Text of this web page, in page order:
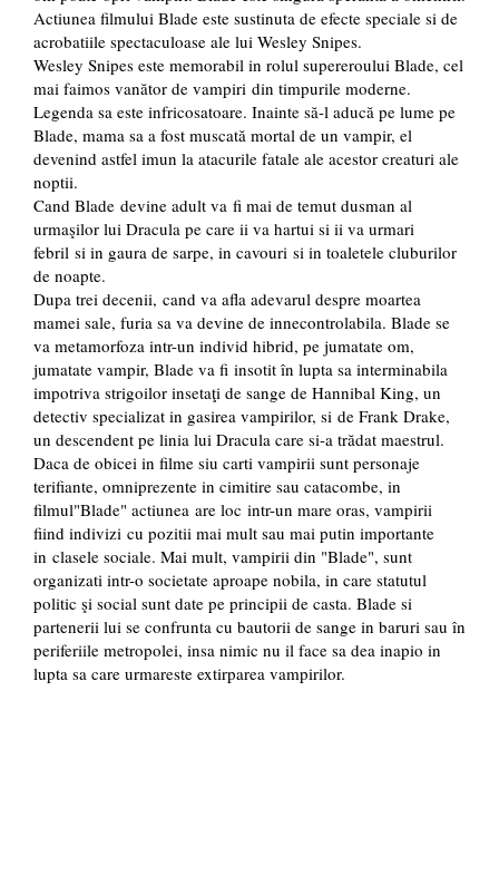
Actiunea filmului Blade este sustinuta de efecte speciale si de
acrobatiile spectaculoase ale lui Wesley Snipes.
Wesley Snipes este memorabil in rolul supereroului Blade, cel
mai faimos vanător de vampiri din timpurile moderne.
Legenda sa este infricosatoare. Inainte să-l aducă pe lume pe
Blade, mama sa a fost muscată mortal de un vampir, el
devenind astfel imun la atacurile fatale ale acestor creaturi ale
noptii.
Cand Blade devine adult va fi mai de temut dusman al
urmaşilor lui Dracula pe care ii va hartui si ii va urmari
febril si in gaura de sarpe, in cavouri si in toaletele cluburilor
de noapte.
Dupa trei decenii, cand va afla adevarul despre moartea
mamei sale, furia sa va devine de innecontrolabila. Blade se
va metamorfoza intr-un individ hibrid, pe jumatate om,
jumatate vampir, Blade va fi insotit în lupta sa interminabila
impotriva strigoilor insetaţi de sange de Hannibal King, un
detectiv specializat in gasirea vampirilor, si de Frank Drake,
un descendent pe linia lui Dracula care si-a trădat maestrul.
Daca de obicei in filme siu carti vampirii sunt personaje
terifiante, omniprezente in cimitire sau catacombe, in
filmul"Blade" actiunea are loc intr-un mare oras, vampirii
fiind indivizi cu pozitii mai mult sau mai putin importante
in clasele sociale. Mai mult, vampirii din "Blade", sunt
organizati intr-o societate aproape nobila, in care statutul
politic şi social sunt date pe principii de casta. Blade si
partenerii lui se confrunta cu bautorii de sange in baruri sau în
periferiile metropolei, insa nimic nu il face sa dea inapio in
lupta sa care urmareste extirparea vampirilor.